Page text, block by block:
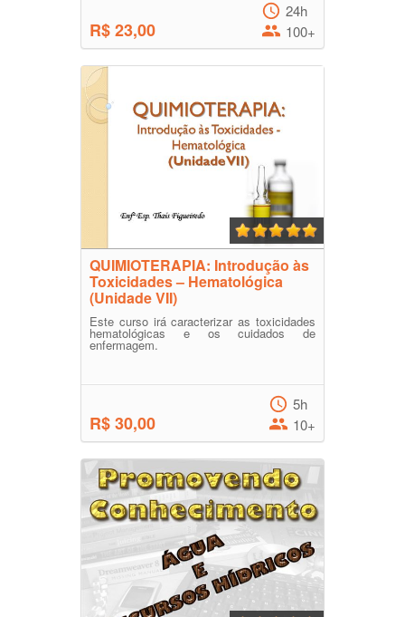
R$ 23,00
24h
100+
QUIMIOTERAPIA: Introdução às
Toxicidades – Hematológica
(Unidade VII)
Este curso irá caracterizar as toxicidades
hematológicas e os cuidados de
enfermagem.
R$ 30,00
5h
10+